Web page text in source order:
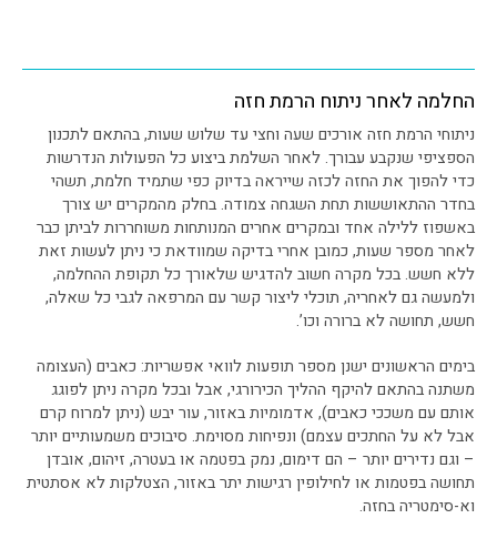
החלמה לאחר ניתוח הרמת חזה
ניתוחי הרמת חזה אורכים שעה וחצי עד שלוש שעות, בהתאם לתכנון
הספציפי שנקבע עבורך. לאחר השלמת ביצוע כל הפעולות הנדרשות
כדי להפוך את החזה לכזה שייראה בדיוק כפי שתמיד חלמת, תשהי
בחדר ההתאוששות תחת השגחה צמודה. בחלק מהמקרים יש צורך
באשפוז ללילה אחד ובמקרים אחרים המנותחות משוחררות לביתן כבר
לאחר מספר שעות, כמובן אחרי בדיקה שמוודאת כי ניתן לעשות זאת
ללא חשש. בכל מקרה חשוב להדגיש שלאורך כל תקופת ההחלמה,
ולמעשה גם לאחריה, תוכלי ליצור קשר עם המרפאה לגבי כל שאלה,
חשש, תחושה לא ברורה וכו’.
בימים הראשונים ישנן מספר תופעות לוואי אפשריות: כאבים (העצומה
משתנה בהתאם להיקף ההליך הכירורגי, אבל ובכל מקרה ניתן לפוגג
אותם עם משככי כאבים), אדמומיות באזור, עור יבש (ניתן למרוח קרם
אבל לא על החתכים עצמם) ונפיחות מסוימת. סיבוכים משמעותיים יותר
– וגם נדירים יותר – הם דימום, נמק בפטמה או בעטרה, זיהום, אובדן
תחושה בפטמות או לחילופין רגישות יתר באזור, הצטלקות לא אסתטית
וא-סימטריה בחזה.